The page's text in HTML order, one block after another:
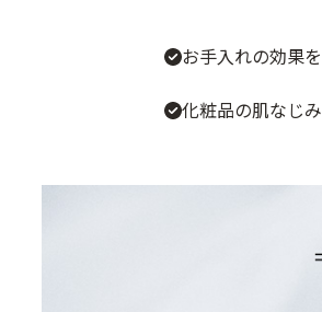
お手入れの効果
化粧品の肌なじ